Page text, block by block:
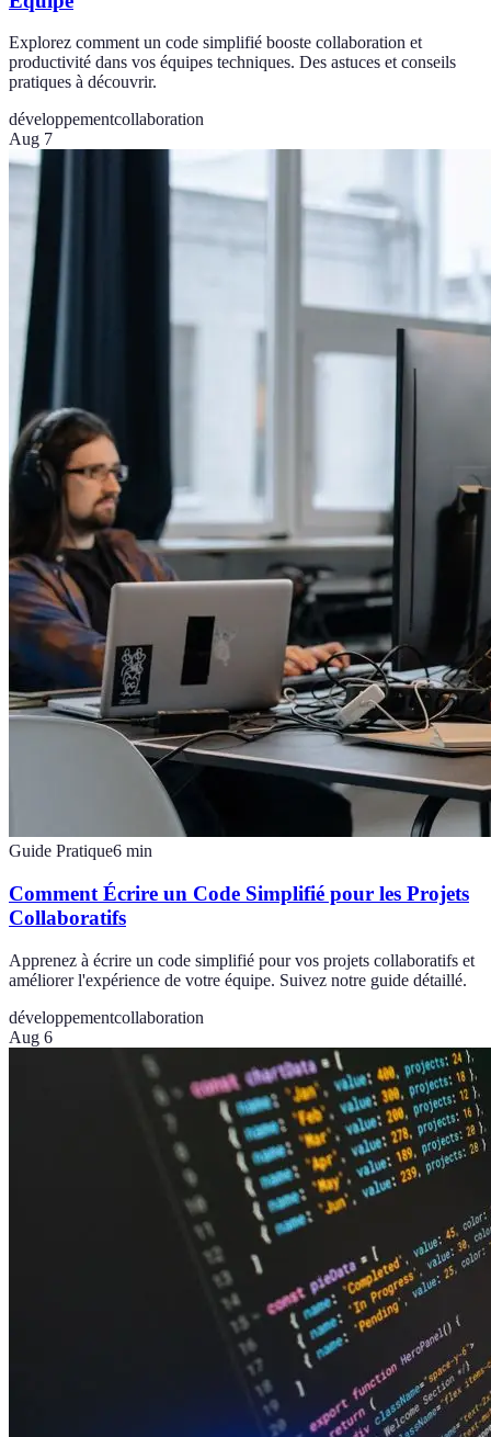
Explorez comment un code simplifié booste collaboration et
productivité dans vos équipes techniques. Des astuces et conseils
pratiques à découvrir.
développementcollaboration
Aug 7
Guide Pratique6 min
Comment Écrire un Code Simplifié pour les Projets
Collaboratifs
Apprenez à écrire un code simplifié pour vos projets collaboratifs et
améliorer l'expérience de votre équipe. Suivez notre guide détaillé.
développementcollaboration
Aug 6